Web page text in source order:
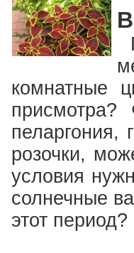
комнатные
присмотра?
пеларгония,
розочки,
условия
солнечные
этот